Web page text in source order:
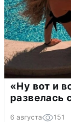
«Ну вот и
6 августа 151